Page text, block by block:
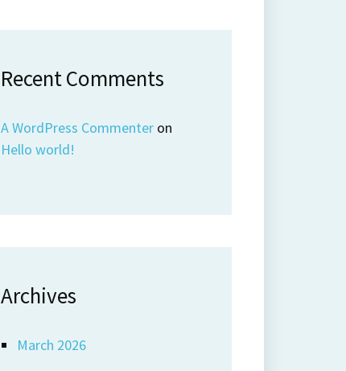
Recent Comments
A WordPress Commenter on
Hello world!
Archives
March 2026